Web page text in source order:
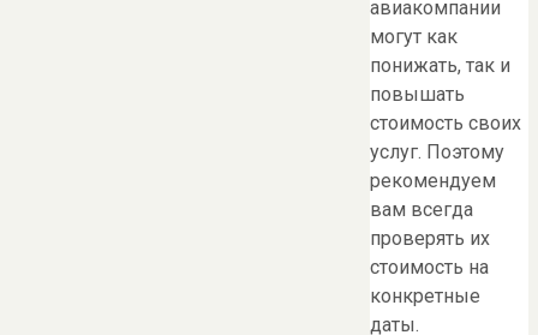
авиакомпании
могут как
понижать, так и
повышать
стоимость своих
услуг. Поэтому
рекомендуем
вам всегда
проверять их
стоимость на
конкретные
даты.